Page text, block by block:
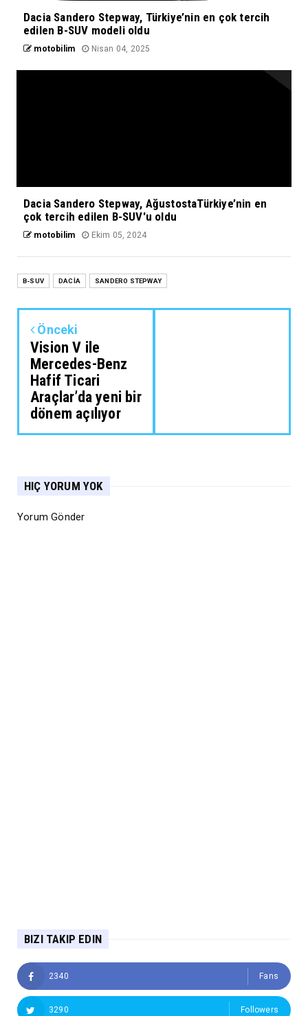
Dacia Sandero Stepway, Türkiye’nin en çok tercih
edilen B-SUV modeli oldu
motobilim Nisan 04, 2025
Dacia Sandero Stepway, AğustostaTürkiye’nin en
çok tercih edilen B-SUV'u oldu
motobilim Ekim 05, 2024
B-SUV DACİA SANDERO STEPWAY
Önceki
Vision V ile
Mercedes-Benz
Hafif Ticari
Araçlar’da yeni bir
dönem açılıyor
HIÇ YORUM YOK
Yorum Gönder
BIZI TAKIP EDIN
2340 Fans
3290 Followers